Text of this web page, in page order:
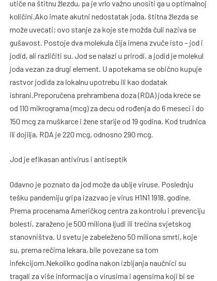
utiče na štitnu žlezdu, pa je vrlo važno unositi ga u optimalnoj
količini.Ako imate akutni nedostatak joda, štitna žlezda se
može uvećati; ovo stanje za koje ste možda čuli naziva se
gušavost. Postoje dva molekula čija imena zvuče isto – jod i
jodid, ali različiti su. Jod se nalazi u prirodi, a jodid je molekul
joda vezan za drugi element. U apotekama se obično kupuje
rastvor jodida za lokalnu upotrebu ili kao dodatak
ishrani.Preporučena prehrambena doza (RDA) joda kreće se
od 110 mikrograma (mcg) za decu od rođenja do 6 meseci i do
150 mcg za muškarce i žene starije od 19 godina. Kod trudnica
ili dojilja, RDA je 220 mcg, odnosno 290 mcg.
Jod je efikasan antivirus i antiseptik
Odavno je poznato da jod može da ubije viruse. Poslednju
tešku pandemiju gripa izazvao je virus H1N1 1918. godine.
Prema procenama Američkog centra za kontrolu i prevenciju
bolesti, zaraženo je 500 miliona ljudi ili trećina svjetskog
stanovništva. U svetu je zabeleženo 50 miliona smrti, koje
su, prema rečima lekara, bile povezane sa tom
infekcijom.Nekoliko godina nakon izbijanja naučnici su
tragali za više informacija o virusima i agensima koji bi se